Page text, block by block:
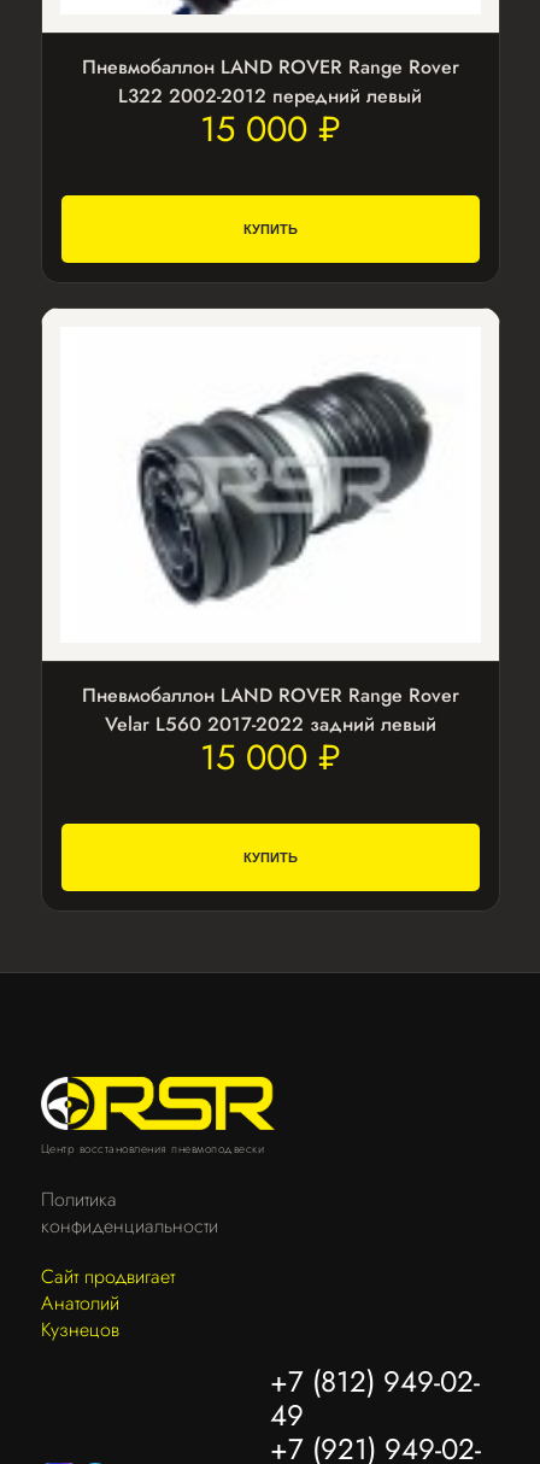
Пневмобаллон LAND ROVER Range Rover
L322 2002-2012 передний левый
15 000 ₽
КУПИТЬ
Пневмобаллон LAND ROVER Range Rover
Velar L560 2017-2022 задний левый
15 000 ₽
КУПИТЬ
Центр восстановления пневмоподвески
Политика
конфиденциальности
Сайт продвигает
Анатолий
Кузнецов
+7 (812) 949-02-
49
+7 (921) 949-02-